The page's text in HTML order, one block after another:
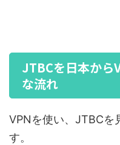
JTBCを日本から
な流れ
VPNを使い、JTBCを
す。